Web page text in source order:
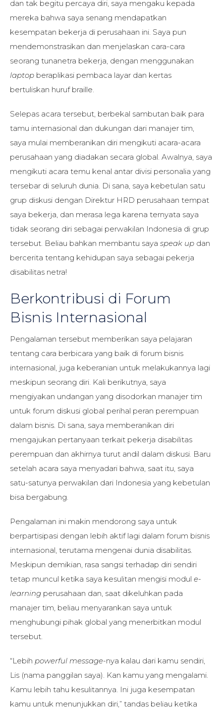
dan tak begitu percaya diri, saya mengaku kepada
mereka bahwa saya senang mendapatkan
kesempatan bekerja di perusahaan ini. Saya pun
mendemonstrasikan dan menjelaskan cara-cara
seorang tunanetra bekerja, dengan menggunakan
laptop beraplikasi pembaca layar dan kertas
bertuliskan huruf braille.
Selepas acara tersebut, berbekal sambutan baik para
tamu internasional dan dukungan dari manajer tim,
saya mulai memberanikan diri mengikuti acara-acara
perusahaan yang diadakan secara global. Awalnya, saya
mengikuti acara temu kenal antar divisi personalia yang
tersebar di seluruh dunia. Di sana, saya kebetulan satu
grup diskusi dengan Direktur HRD perusahaan tempat
saya bekerja, dan merasa lega karena ternyata saya
tidak seorang diri sebagai perwakilan Indonesia di grup
tersebut. Beliau bahkan membantu saya speak up dan
bercerita tentang kehidupan saya sebagai pekerja
disabilitas netra!
Berkontribusi di Forum
Bisnis Internasional
Pengalaman tersebut memberikan saya pelajaran
tentang cara berbicara yang baik di forum bisnis
internasional, juga keberanian untuk melakukannya lagi
meskipun seorang diri. Kali berikutnya, saya
mengiyakan undangan yang disodorkan manajer tim
untuk forum diskusi global perihal peran perempuan
dalam bisnis. Di sana, saya memberanikan diri
mengajukan pertanyaan terkait pekerja disabilitas
perempuan dan akhirnya turut andil dalam diskusi. Baru
setelah acara saya menyadari bahwa, saat itu, saya
satu-satunya perwakilan dari Indonesia yang kebetulan
bisa bergabung.
Pengalaman ini makin mendorong saya untuk
berpartisipasi dengan lebih aktif lagi dalam forum bisnis
internasional, terutama mengenai dunia disabilitas.
Meskipun demikian, rasa sangsi terhadap diri sendiri
tetap muncul ketika saya kesulitan mengisi modul e-
learning perusahaan dan, saat dikeluhkan pada
manajer tim, beliau menyarankan saya untuk
menghubungi pihak global yang menerbitkan modul
tersebut.
“Lebih powerful message-nya kalau dari kamu sendiri,
Lis (nama panggilan saya). Kan kamu yang mengalami.
Kamu lebih tahu kesulitannya. Ini juga kesempatan
kamu untuk menunjukkan diri,” tandas beliau ketika